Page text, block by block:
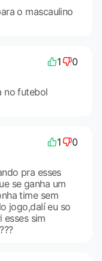
o mascaulino
1 0
no futebol
1 0
pra esses
se ganha um
time sem
jogo,dalí eu so
esses sim